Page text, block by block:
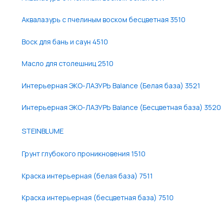
Аквалазурь с пчелиным воском бесцветная 3510
Воск для бань и саун 4510
Масло для столешниц 2510
Интерьерная ЭКО-ЛАЗУРЬ Balance (Белая база) 3521
Интерьерная ЭКО-ЛАЗУРЬ Balance (Бесцветная база) 3520
STEINBLUME
Грунт глубокого проникновения 1510
Краска интерьерная (белая база) 7511
Краска интерьерная (бесцветная база) 7510